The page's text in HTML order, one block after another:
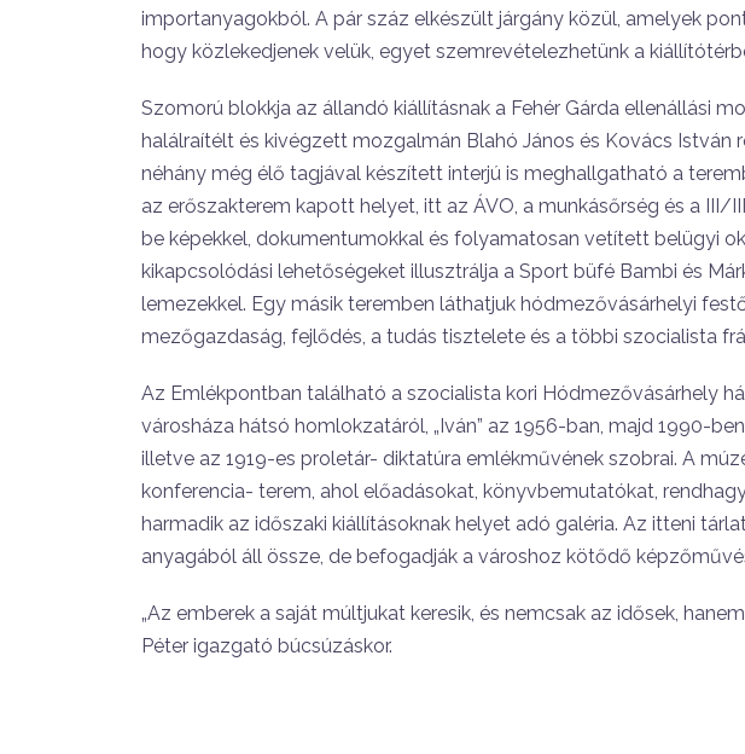
importanyagokból. A pár száz elkészült járgány közül, ame­lyek
hogy közlekedjenek velük, egyet szemrevételezhetünk a
Szomorú blokkja az állandó kiállí­tásnak a Fehér Gárda ellenállási
ha­lálraítélt és kivégzett mozgalmán Blahó János és Kovács István
néhány még élő tagjával készített interjú is meghall­gatható a
az erőszakterem kapott helyet, itt az ÁVO, a munkásőrség és a
be képekkel, dokumentumokkal és folyamatosan vetített belügyi
kikapcsolódási lehe­tőségeket illusztrálja a Sport büfé Bam­bi és
lemezekkel. Egy másik teremben lát­hatjuk hódmezővásárhelyi
mezőgazdaság, fejlődés, a tudás tisztelete és a többi szo­cialista
Az Emlékpontban található a szocia­lista kori Hódmezővásárhely
városháza hátsó homlokzatáról, „Iván” az 1956-ban, majd 1990-
illetve az 1919-es proletár- diktatúra emlékművének szobrai. A
konferencia- terem, ahol előadásokat, könyvbemuta­tókat,
harmadik az időszaki kiállítá­soknak helyet adó galéria. Az itteni
anyagá­ból áll össze, de befogadják a városhoz kötődő
„Az emberek a saját múltjukat ke­resik, és nemcsak az idősek,
Pé­ter igazgató búcsúzáskor.